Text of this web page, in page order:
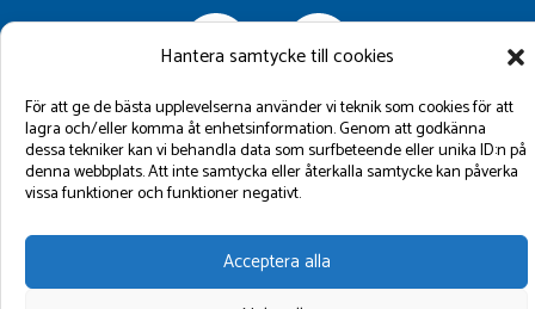
Hantera samtycke till cookies
För att ge de bästa upplevelserna använder vi teknik som cookies för att
lagra och/eller komma åt enhetsinformation. Genom att godkänna
dessa tekniker kan vi behandla data som surfbeteende eller unika ID:n på
denna webbplats. Att inte samtycka eller återkalla samtycke kan påverka
vissa funktioner och funktioner negativt.
Acceptera alla
©2026 GBM Marin AB.